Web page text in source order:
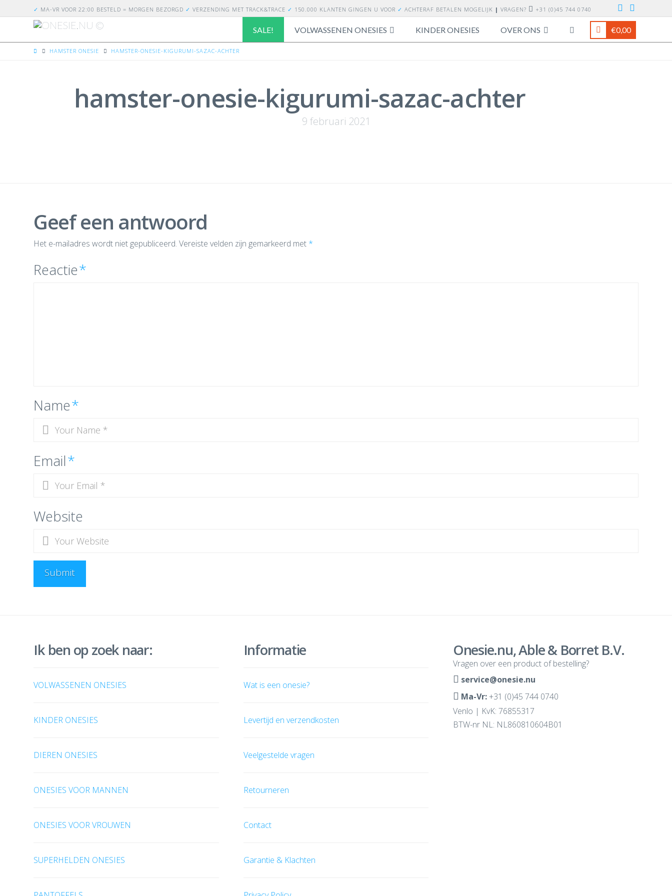
✓ MA-VR VOOR 22:00 BESTELD = MORGEN BEZORGD ✓ VERZENDING MET TRACK&TRACE ✓ 150.000 KLANTEN GINGEN U VOOR ✓ACHTERAF BETALEN MOGELIJK | VRAGEN? +31 (0)45 744 0740
SALE! VOLWASSENEN ONESIES KINDER ONESIES OVER ONS €0,00
HOMEHAMSTER ONESIE HAMSTER-ONESIE-KIGURUMI-SAZAC-ACHTER
hamster-onesie-kigurumi-sazac-achter
9 februari 2021
Geef een antwoord
Het e-mailadres wordt niet gepubliceerd. Vereiste velden zijn gemarkeerd met *
Reactie*
Name*
Email*
Website
Ik ben op zoek naar:
VOLWASSENEN ONESIES
KINDER ONESIES
DIEREN ONESIES
ONESIES VOOR MANNEN
ONESIES VOOR VROUWEN
SUPERHELDEN ONESIES
Informatie
Wat is een onesie?
Levertijd en verzendkosten
Veelgestelde vragen
Retourneren
Contact
Garantie & Klachten
Onesie.nu, Able & Borret B.V.
Vragen over een product of bestelling?
service@onesie.nu
Ma-Vr:+31 (0)45 744 0740
Venlo | KvK: 76855317
BTW-nr NL: NL860810604B01